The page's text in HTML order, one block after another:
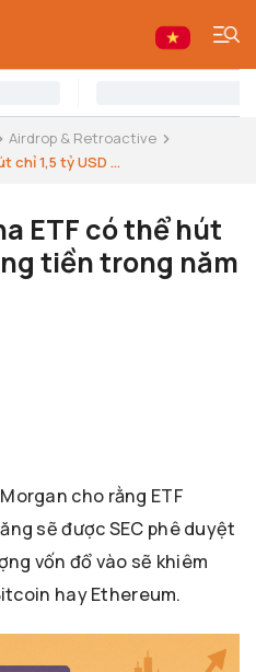
Airdrop & Retroactive
chỉ 1,5 tỷ USD ...
ETF có thể hút
tiền trong năm
cho rằng ETF
sẽ được SEC phê duyệt
vốn đổ vào sẽ khiêm
hay Ethereum.